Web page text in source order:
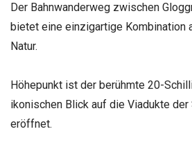
Der Bahnwanderweg zwischen
bietet eine einzigartige Kombination
Natur.
Höhepunkt ist der berühmte 20-
ikonischen Blick auf die Viadukte der
eröffnet.